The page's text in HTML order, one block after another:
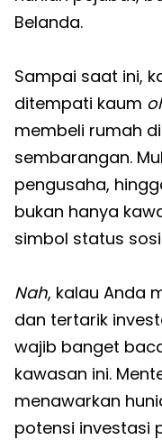
Belanda.
Sampai saat ini,
ditempati kaum
membeli rumah
sembarangan.
pengusaha,
bukan hanya
simbol status
Nah, kalau Anda
dan tertarik
wajib banget
kawasan ini.
menawarkan
potensi investasi